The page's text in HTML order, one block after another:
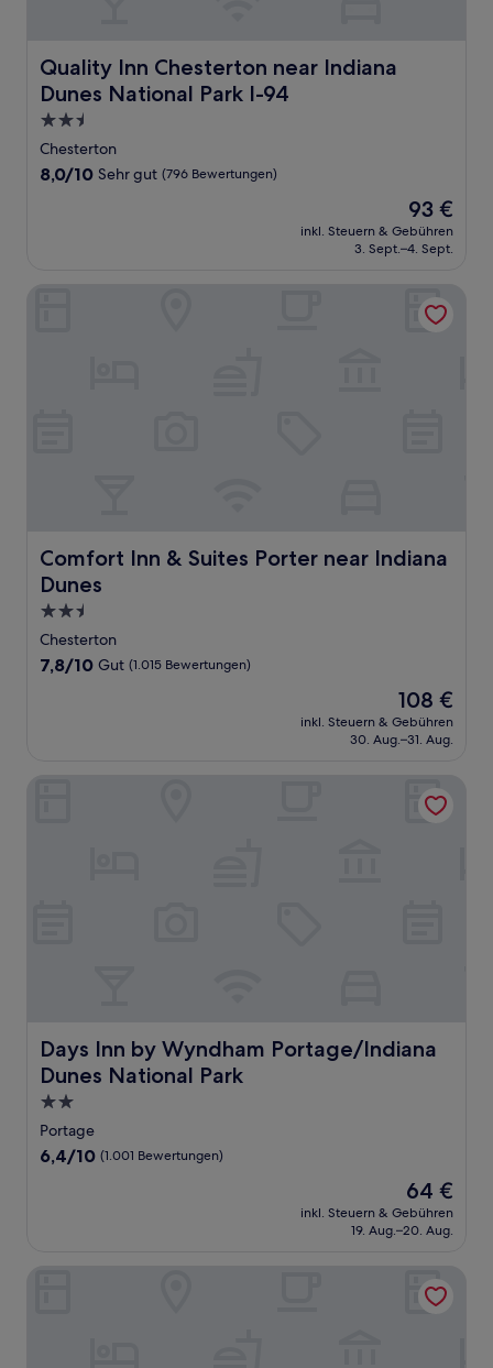
Quality Inn Chesterton near Indiana
Dunes National Park I-94
Quality Inn Chesterton near Indiana Dunes National Park
2.5-
Sterne-
Unterkunft
Chesterton
8.0
Bewertungen)
8,0/10 Sehr gut (796 Bewertungen)
Der
Preis
beträgt
93 €
inkl. Steuern & Gebühren
3. Sept.–4. Sept.
Comfort Inn & Suites Porter near Indiana
Dunes
Comfort Inn & Suites Porter near Indiana Dunes
2.5-
Sterne-
Unterkunft
Chesterton
7.8
7,8/10 Gut (1.015 Bewertungen)
Der
Preis
beträgt
108 €
inkl. Steuern & Gebühren
30. Aug.–31. Aug.
Days Inn by Wyndham Portage/Indiana
Dunes National Park
Days Inn by Wyndham Portage/Indiana Dunes National
2.0-
Sterne-
Unterkunft
Portage
6.4
6,4/10 (1.001 Bewertungen)
Der
Preis
beträgt
64 €
inkl. Steuern & Gebühren
19. Aug.–20. Aug.
Days Inn by Wyndham Portage/Indiana Dunes National